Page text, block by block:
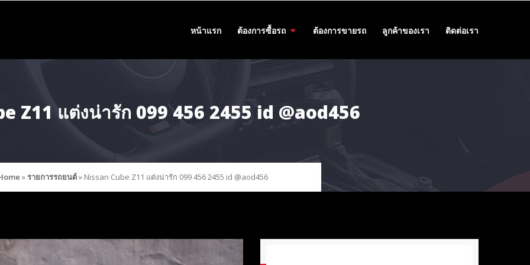
หน้าแรก ต้องการซื้อรถ ต้องการขายรถ ลูกค้าของเรา ติดต่อเรา
Z11 แต่งน่ารัก 099 456 2455 id @aod456
»รายการรถยนต์» Nissan Cube Z11 แต่งน่ารัก 099 456 2455 id @aod456